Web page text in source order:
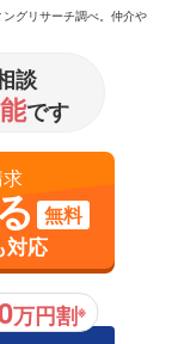
グリサーチ調べ。仲介や
談
です
無料
対応
万円割※